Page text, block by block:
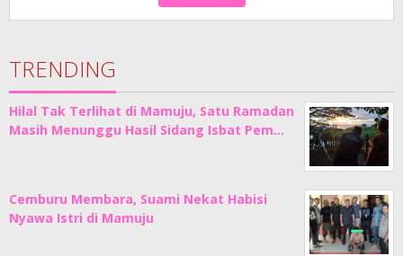
TRENDING
Hilal Tak Terlihat di Mamuju, Satu Ramadan
Masih Menunggu Hasil Sidang Isbat Pem…
Cemburu Membara, Suami Nekat Habisi
Nyawa Istri di Mamuju